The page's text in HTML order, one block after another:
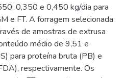
0,350 e 0,450 kg/dia para
e FT. A forragem selecionada
de amostras de extrusa
médio de 9,51 e
para proteína bruta (PB) e
respectivamente. Os